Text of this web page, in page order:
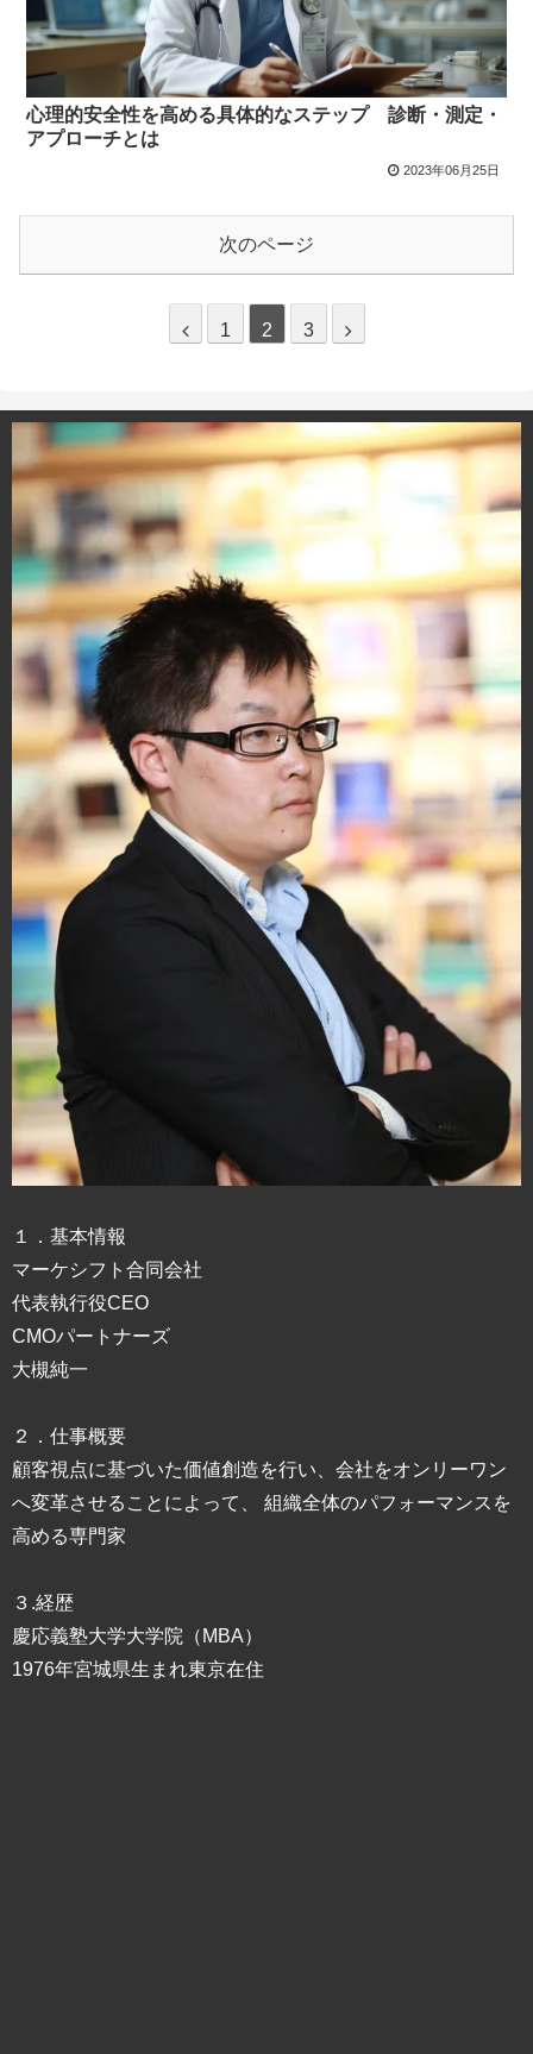
心理的安全性を高める具体的なステップ 診断・測定・
アプローチとは
2023年06月25日
次のページ
1 2 3
１．基本情報
マーケシフト合同会社
代表執行役CEO
CMOパートナーズ
大槻純一
２．仕事概要
顧客視点に基づいた価値創造を行い、会社をオンリーワン
へ変革させることによって、 組織全体のパフォーマンスを
高める専門家
３.経歴
慶応義塾大学大学院（MBA）
1976年宮城県生まれ東京在住